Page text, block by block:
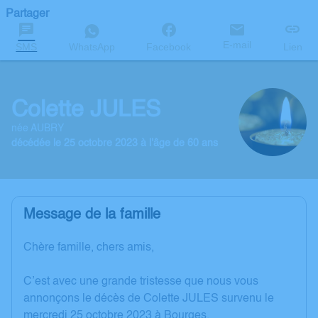
Partager
SMS WhatsApp Facebook E-mail Lien
Colette JULES
née AUBRY
décédée le 25 octobre 2023 à l'âge de 60 ans
Message de la famille
Chère famille, chers amis,
C’est avec une grande tristesse que nous vous
annonçons le décès de Colette JULES survenu le